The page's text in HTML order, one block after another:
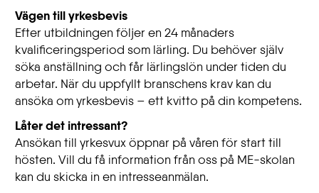
Vägen till yrkesbevis
Efter utbildningen följer en 24 månaders
kvalificeringsperiod som lärling. Du behöver själv
söka anställning och får lärlingslön under tiden du
arbetar. När du uppfyllt branschens krav kan du
ansöka om yrkesbevis – ett kvitto på din kompetens.
Låter det intressant?
Ansökan till yrkesvux öppnar på våren för start till
hösten. Vill du få information från oss på ME-skolan
kan du skicka in en intresseanmälan.